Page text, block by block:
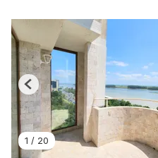
1 / 20
Previous